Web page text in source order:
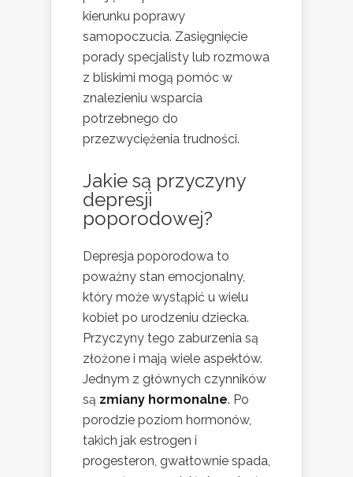
kierunku poprawy
samopoczucia. Zasięgnięcie
porady specjalisty lub rozmowa
z bliskimi mogą pomóc w
znalezieniu wsparcia
potrzebnego do
przezwyciężenia trudności.
Jakie są przyczyny
depresji
poporodowej?
Depresja poporodowa to
poważny stan emocjonalny,
który może wystąpić u wielu
kobiet po urodzeniu dziecka.
Przyczyny tego zaburzenia są
złożone i mają wiele aspektów.
Jednym z głównych czynników
są zmiany hormonalne. Po
porodzie poziom hormonów,
takich jak estrogen i
progesteron, gwałtownie spada,